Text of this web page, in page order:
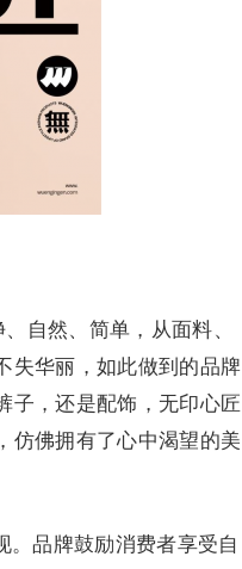
自然、简单，从面料、
失华丽，如此做到的品牌
子，还是配饰，无印心匠
仿佛拥有了心中渴望的美
。品牌鼓励消费者享受自